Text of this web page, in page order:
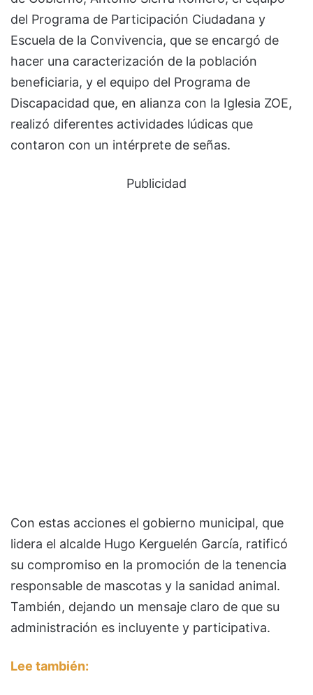
del Programa de Participación Ciudadana y
Escuela de la Convivencia, que se encargó de
hacer una caracterización de la población
beneficiaria, y el equipo del Programa de
Discapacidad que, en alianza con la Iglesia ZOE,
realizó diferentes actividades lúdicas que
contaron con un intérprete de señas.
Publicidad
Con estas acciones el gobierno municipal, que
lidera el alcalde Hugo Kerguelén García, ratificó
su compromiso en la promoción de la tenencia
responsable de mascotas y la sanidad animal.
También, dejando un mensaje claro de que su
administración es incluyente y participativa.
Lee también: